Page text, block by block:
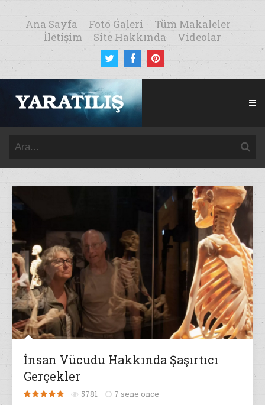
Ana Sayfa Foto Galeri
Tüm Makaleler
İletişim
Site Hakkında Videolar
İnsan Vücudu Hakkında Şaşırtıcı
Gerçekler
5781 7 sene önce